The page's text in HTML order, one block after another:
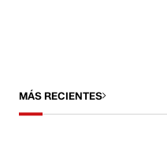
MÁS RECIENTES